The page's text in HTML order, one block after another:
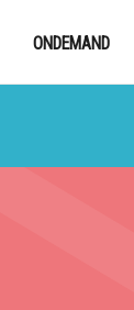
ONDEMAND